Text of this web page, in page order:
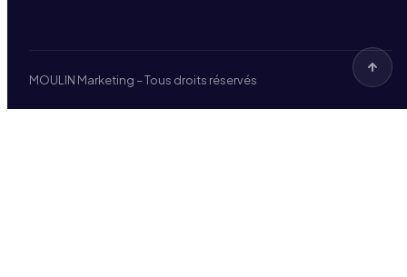
MOULIN Marketing – Tous droits réservés